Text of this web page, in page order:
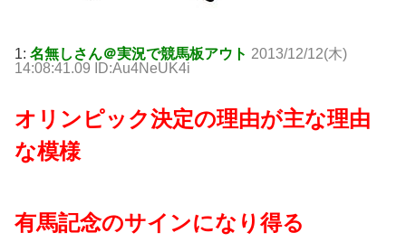
1: 名無しさん＠実況で競馬板アウト 2013/12/12(木)
14:08:41.09 ID:Au4NeUK4i
オリンピック決定の理由が主な理由
な模様
有馬記念のサインになり得る